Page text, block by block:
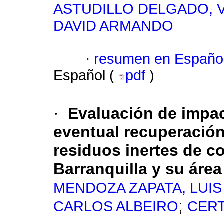
ASTUDILLO DELGADO,
DAVID ARMANDO
· resumen en
Español (
pdf )
·
Evaluación de
eventual
residuos inertes de
Barranquilla y su
MENDOZA ZAPATA,
CARLOS ALBEIRO;